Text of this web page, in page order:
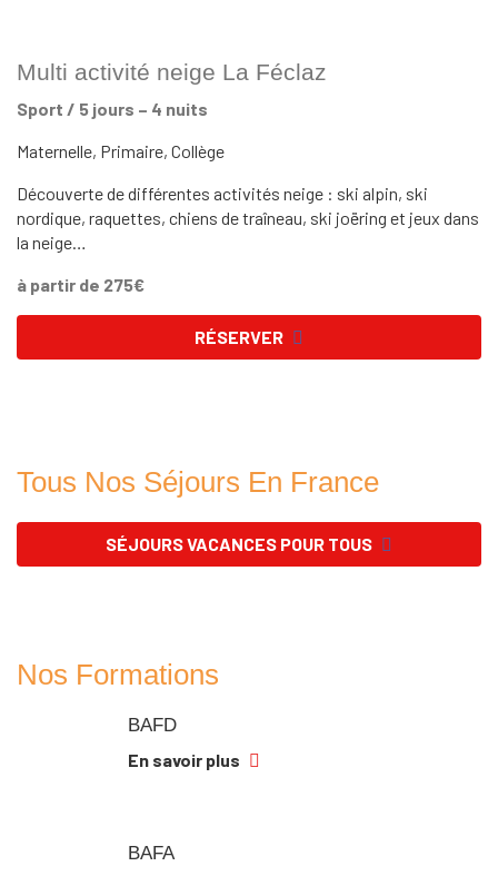
Multi activité neige La Féclaz
Sport / 5 jours – 4 nuits
Maternelle, Primaire, Collège
Découverte de différentes activités neige : ski alpin, ski
nordique, raquettes, chiens de traîneau, ski joëring et jeux dans
la neige…
à partir de 275€
RÉSERVER
Tous Nos Séjours En France
SÉJOURS VACANCES POUR TOUS
Nos Formations
BAFD
En savoir plus
BAFA